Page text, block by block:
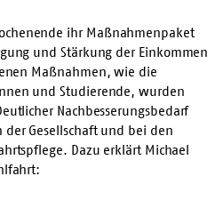
ihr Maßnahmenpaket
und Stärkung der Einkommen
Maßnahmen, wie die
und Studierende, wurden
Nachbesserungsbedarf
Gesellschaft und bei den
Dazu erklärt Michael